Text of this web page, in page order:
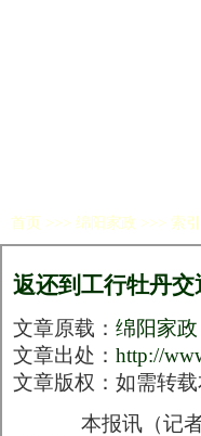
首页 >>> 绵阳家政 >>> 索
返还到工行牡丹
文章原载： 绵阳家政
文章出处： http://
文章版权：如需转
本报讯（记者郭